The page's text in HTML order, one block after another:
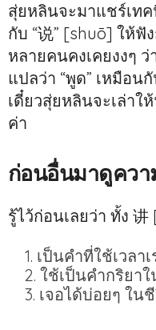
สุ่ยหลินจะมาแชร์เทค
กับ “说” [shuō] ให้ฟั
หลายคนคงเคยงงๆ ว่
แปลว่า “พูด” เหมือ
เดี๋ยวสุ่ยหลินจะเล่าใ
ค่า
ก่อนอื่นมาดูควา
รู้ไว้ก่อนเลยว่า ทั้ง
เป็นคำที่ใช้เวลา
ใช้เป็นคำกริยา
เจอได้บ่อยๆ ใน